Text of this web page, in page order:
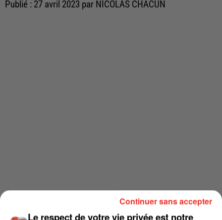
Publié : 27 avril 2023 par NICOLAS CHACUN
Le respect de votre vie privée est notre
Continuer sans accepter